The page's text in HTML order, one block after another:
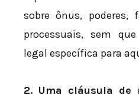
sobre ônus, poderes,
processuais, sem
legal específica para
2. Uma cláusula de